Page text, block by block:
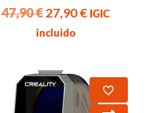
47,90€ 27,90€ IGIC
incluido